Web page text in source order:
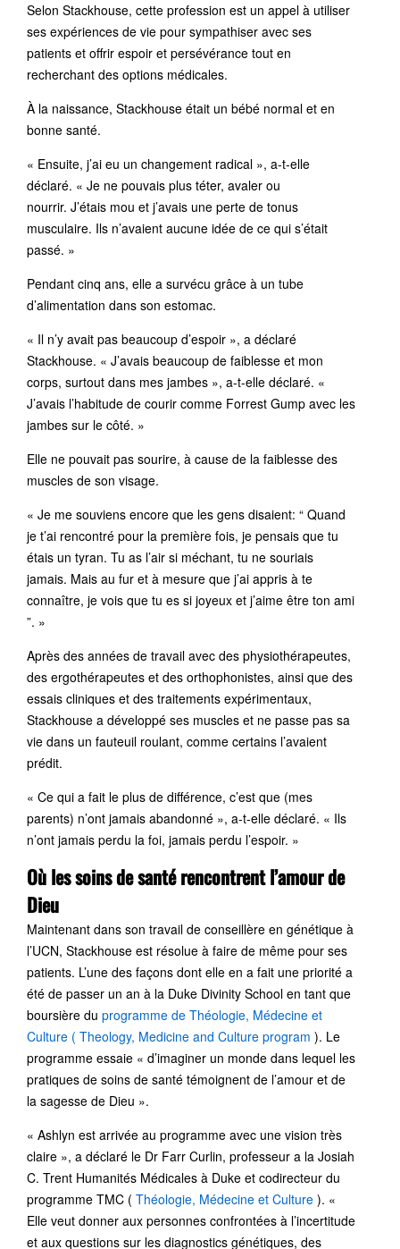
Selon Stackhouse, cette profession est un appel à utiliser
ses expériences de vie pour sympathiser avec ses
patients et offrir espoir et persévérance tout en
recherchant des options médicales.
À la naissance, Stackhouse était un bébé normal et en
bonne santé.
« Ensuite, j’ai eu un changement radical », a-t-elle
déclaré. « Je ne pouvais plus téter, avaler ou
nourrir. J’étais mou et j’avais une perte de tonus
musculaire. Ils n’avaient aucune idée de ce qui s’était
passé. »
Pendant cinq ans, elle a survécu grâce à un tube
d’alimentation dans son estomac.
« Il n’y avait pas beaucoup d’espoir », a déclaré
Stackhouse. « J’avais beaucoup de faiblesse et mon
corps, surtout dans mes jambes », a-t-elle déclaré. «
J’avais l’habitude de courir comme Forrest Gump avec les
jambes sur le côté. »
Elle ne pouvait pas sourire, à cause de la faiblesse des
muscles de son visage.
« Je me souviens encore que les gens disaient: “ Quand
je t’ai rencontré pour la première fois, je pensais que tu
étais un tyran. Tu as l’air si méchant, tu ne souriais
jamais. Mais au fur et à mesure que j’ai appris à te
connaître, je vois que tu es si joyeux et j’aime être ton ami
”. »
Après des années de travail avec des physiothérapeutes,
des ergothérapeutes et des orthophonistes, ainsi que des
essais cliniques et des traitements expérimentaux,
Stackhouse a développé ses muscles et ne passe pas sa
vie dans un fauteuil roulant, comme certains l’avaient
prédit.
« Ce qui a fait le plus de différence, c’est que (mes
parents) n’ont jamais abandonné », a-t-elle déclaré. « Ils
n’ont jamais perdu la foi, jamais perdu l’espoir. »
Où les soins de santé rencontrent l’amour de
Dieu
Maintenant dans son travail de conseillère en génétique à
l’UCN, Stackhouse est résolue à faire de même pour ses
patients. L’une des façons dont elle en a fait une priorité a
été de passer un an à la Duke Divinity School en tant que
boursière du programme de Théologie, Médecine et
Culture ( Theology, Medicine and Culture program ). Le
programme essaie « d’imaginer un monde dans lequel les
pratiques de soins de santé témoignent de l’amour et de
la sagesse de Dieu ».
« Ashlyn est arrivée au programme avec une vision très
claire », a déclaré le Dr Farr Curlin, professeur a la Josiah
C. Trent Humanités Médicales à Duke et codirecteur du
programme TMC ( Théologie, Médecine et Culture ). «
Elle veut donner aux personnes confrontées à l’incertitude
et aux questions sur les diagnostics génétiques, des